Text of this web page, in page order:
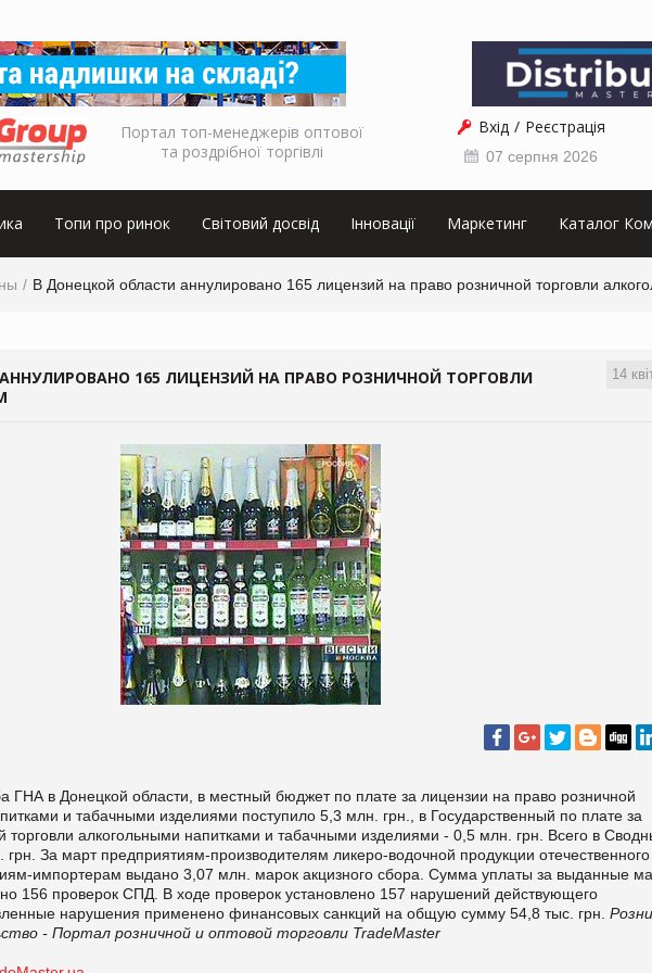
Портал топ-менеджерів оптової
та роздрібної торгівлі
Вхід Реєстрація
07 серпня 2026
Топи про ринок Світовий досвід Інновації Маркетинг Каталог
В Донецкой области аннулировано 165 лицензий на право розничной торговли
14
165 ЛИЦЕНЗИЙ НА ПРАВО РОЗНИЧНОЙ ТОРГОВЛИ
ГНА в Донецкой области, в местный бюджет по плате за лицензии на право розничной
и табачными изделиями поступило 5,3 млн. грн., в Государственный по плате за
торговли алкогольными напитками и табачными изделиями - 0,5 млн. грн. Всего в
За март предприятиям-производителям ликеро-водочной продукции отечественного
импортерам выдано 3,07 млн. марок акцизного сбора. Сумма уплаты за выданные
156 проверок СПД. В ходе проверок установлено 157 нарушений действующего
нарушения применено финансовых санкций на общую сумму 54,8 тыс. грн.
- Портал розничной и оптовой торговли TradeMaster